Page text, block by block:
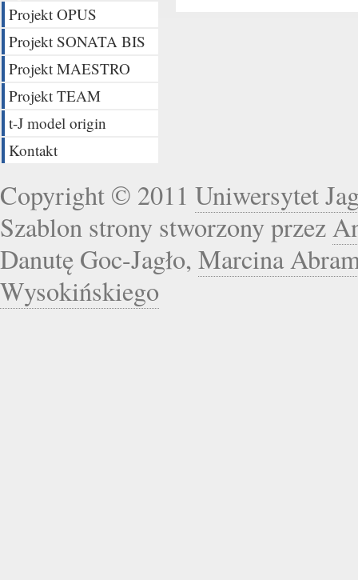
Projekt OPUS
Projekt SONATA BIS
Projekt MAESTRO
Projekt TEAM
t-J model origin
Kontakt
Copyright © 2011 Uniwersytet
Szablon strony stworzony przez
Danutę Goc-Jagło, Marcina
Wysokińskiego